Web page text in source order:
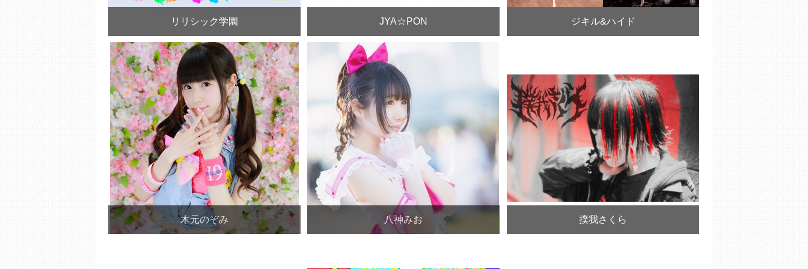
リリシック学園 JYA☆PON ジキル&ハイド
木元のぞみ 八神みお 撲我さくら